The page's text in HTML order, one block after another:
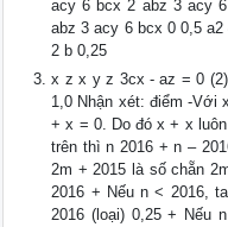
acy 6 bcx 2 abz 3 acy
abz 3 acy 6 bcx 0 0,5
2 b 0,25
x z x y z 3cx - az = 0
1,0 Nhận xét: điểm -
+ x = 0. Do đó x + x
trên thì n 2016 + n –
2m + 2015 là số chẵn
2016 + Nếu n < 2016,
2016 (loại) 0,25 + Nếu